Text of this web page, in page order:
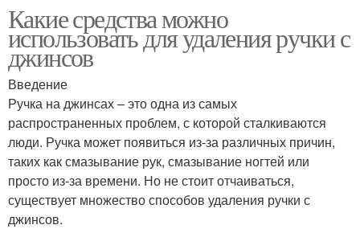
Какие средства можно
использовать для удаления ручки с
джинсов
Введение
Ручка на джинсах – это одна из самых
распространенных проблем, с которой сталкиваются
люди. Ручка может появиться из-за различных причин,
таких как смазывание рук, смазывание ногтей или
просто из-за времени. Но не стоит отчаиваться,
существует множество способов удаления ручки с
джинсов.